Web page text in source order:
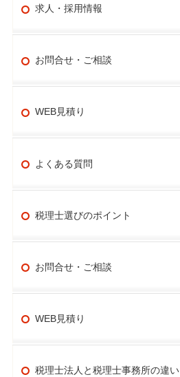
求人・採用情報
お問合せ・ご相談
WEB見積り
よくある質問
税理士選びのポイント
お問合せ・ご相談
WEB見積り
税理士法人と税理士事務所の違い